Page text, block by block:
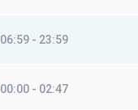
06:59 - 23:59
00:00 - 02:47